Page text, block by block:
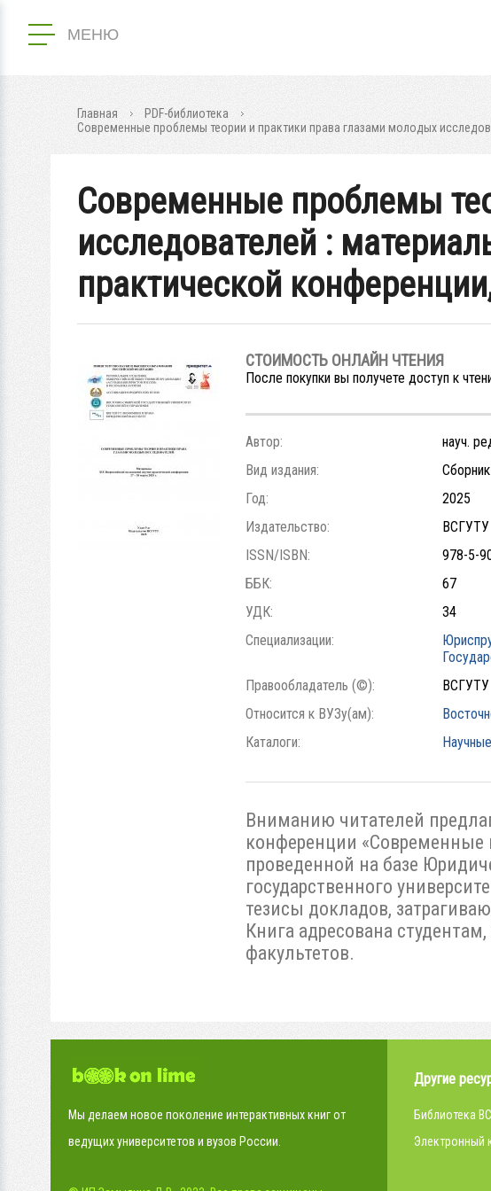
МЕНЮ
Главная
PDF-библиотека
Современные проблемы теории и практики права глазами молодых
Современные проблемы
исследователей :
практической
СТОИМОСТЬ ОНЛАЙН ЧТЕНИЯ
После покупки вы получете доступ к
Автор:
науч.
Вид издания:
Год:
2025
Издательство:
ВСГУТУ
ISSN/ISBN:
978-5-
ББК:
67
УДК:
34
Специализации:
Правообладатель (©):
ВСГУТУ
Относится к ВУЗу(ам):
Каталоги:
Вниманию читателей
конференции «Современные
проведенной на базе
государственного
тезисы докладов,
Книга адресована
факультетов.
Мы делаем новое поколение интерактивных книг от
ведущих университетов и вузов России.
Другие
Библиотека
Электронный